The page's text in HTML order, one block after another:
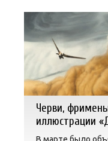
Черви,
иллюстрации